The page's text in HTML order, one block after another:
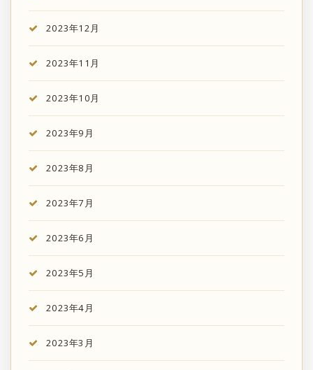
2023年12月
2023年11月
2023年10月
2023年9月
2023年8月
2023年7月
2023年6月
2023年5月
2023年4月
2023年3月